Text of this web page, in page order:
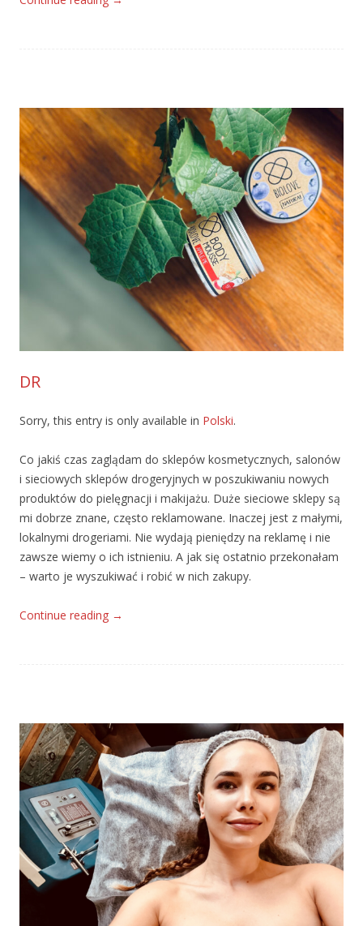
DR
Sorry, this entry is only available in Polski.
Co jakiś czas zaglądam do sklepów kosmetycznych, salonów
i sieciowych sklepów drogeryjnych w poszukiwaniu nowych
produktów do pielęgnacji i makijażu. Duże sieciowe sklepy są
mi dobrze znane, często reklamowane. Inaczej jest z małymi,
lokalnymi drogeriami. Nie wydają pieniędzy na reklamę i nie
zawsze wiemy o ich istnieniu. A jak się ostatnio przekonałam
– warto je wyszukiwać i robić w nich zakupy.
Continue reading →